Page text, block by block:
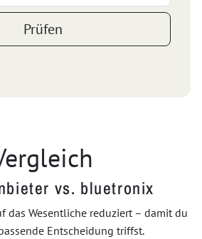
Prüfen
vs. bluetronix
das Wesentliche reduziert – damit du
Entscheidung triffst.